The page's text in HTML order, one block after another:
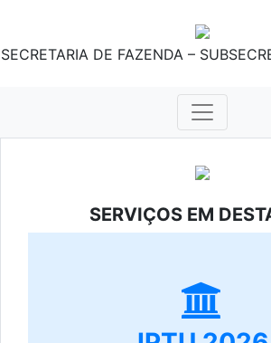
SECRETARIA DE FAZENDA –
SERVIÇOS EM